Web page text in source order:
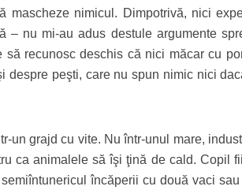
nimicul. Dimpotrivă, nici
– nu mi-au adus destule argumente
recunosc deschis că nici măcar cu
despre peşti, care nu spun nimic nici
un grajd cu vite. Nu într-unul mare,
ca animalele să îşi ţină de cald. Copil
încăperii cu două vaci